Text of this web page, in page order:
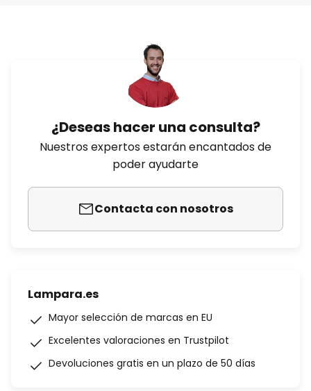
¿Deseas hacer una consulta?
Nuestros expertos estarán encantados de
poder ayudarte
Contacta con nosotros
Lampara.es
Mayor selección de marcas en EU
Excelentes valoraciones en Trustpilot
Devoluciones gratis en un plazo de 50 días